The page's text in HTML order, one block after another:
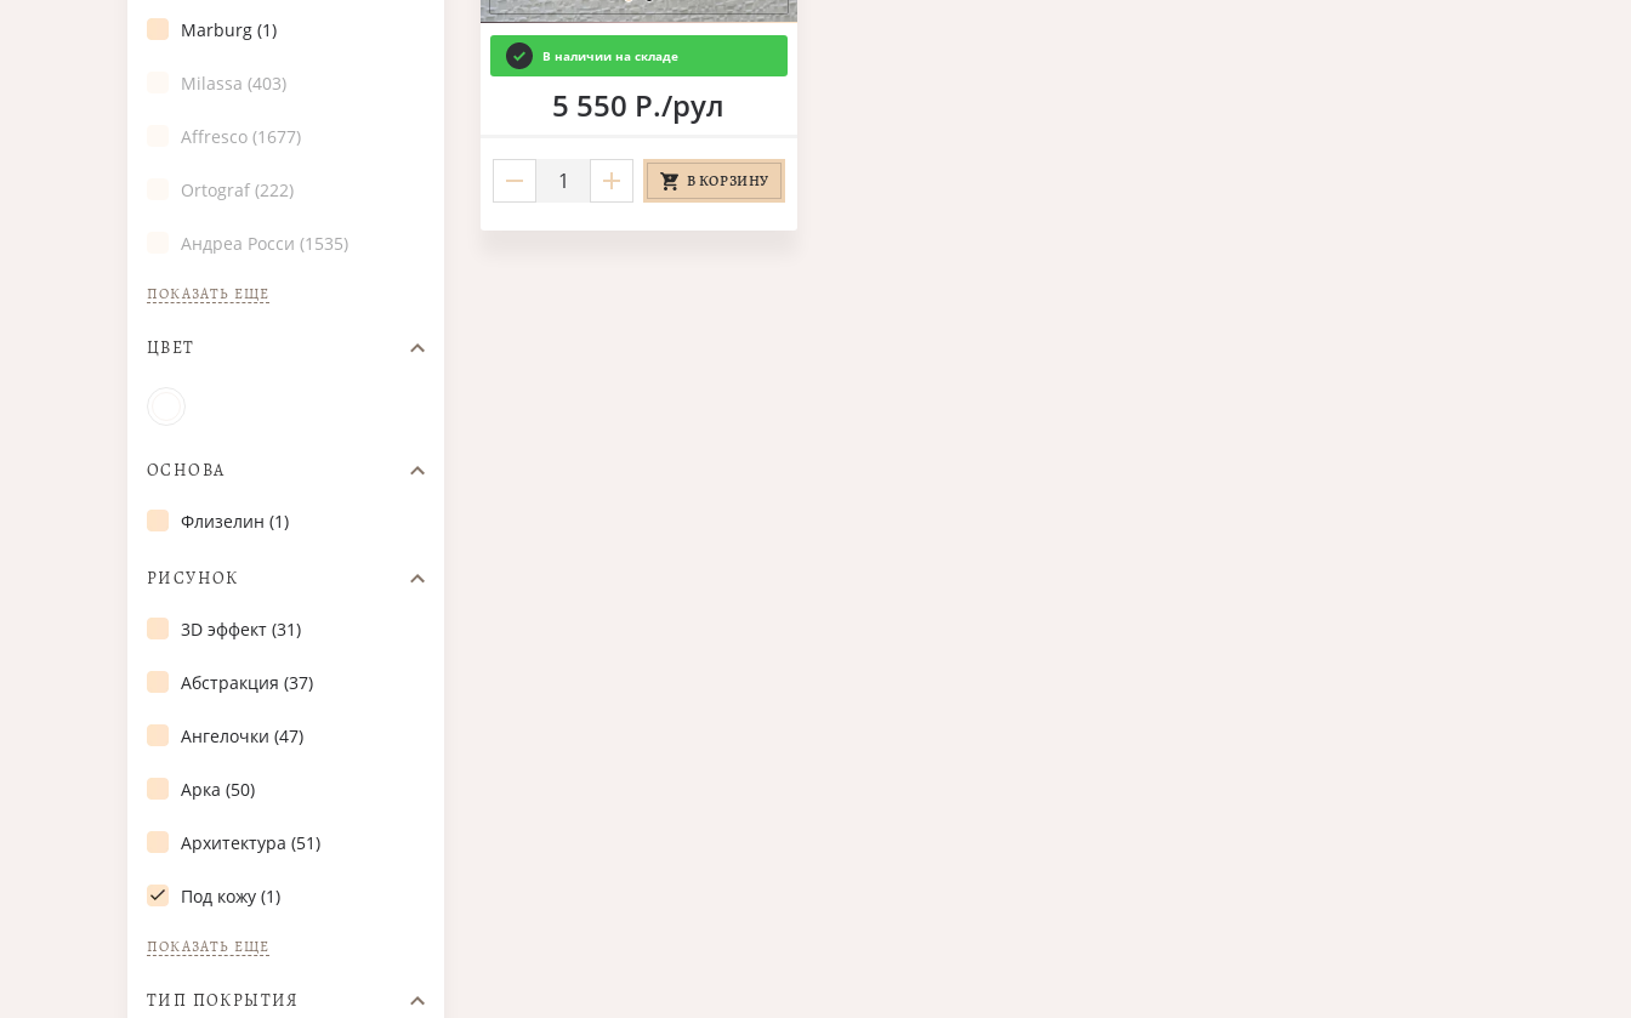
Marburg (1)
Milassa (403)
Affresco (1677)
Ortograf (222)
Андреа Росси (1535)
ПОКАЗАТЬ ЕЩЕ
ЦВЕТ
ОСНОВА
Флизелин (1)
РИСУНОК
3D эффект (31)
Абстракция (37)
Ангелочки (47)
Арка (50)
Архитектура (51)
Под кожу (1)
ПОКАЗАТЬ ЕЩЕ
ТИП ПОКРЫТИЯ
В наличии на складе
5 550 Р./рул
В КОРЗИНУ